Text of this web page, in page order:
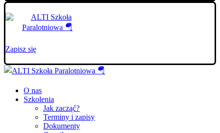
Zapisz się
O nas
Szkolenia
Jak zacząć?
Terminy i zapisy
Dokumenty